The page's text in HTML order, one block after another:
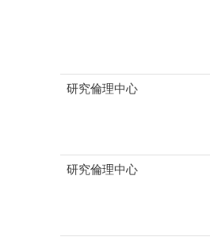
研究倫理中心
研究倫理中心